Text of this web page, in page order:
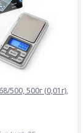
Опт
500, 500г (0,01г),